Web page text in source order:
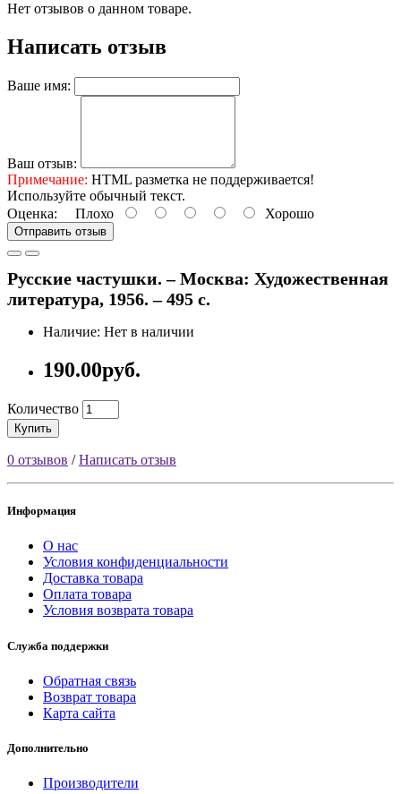
Нет отзывов о данном товаре.
Написать отзыв
Ваше имя:
Ваш отзыв:
Примечание: HTML разметка не поддерживается!
Используйте обычный текст.
Оценка: Плохо Хорошо
Отправить отзыв
Русские частушки. – Москва: Художественная
литература, 1956. – 495 с.
Наличие: Нет в наличии
190.00руб.
Количество
Купить
0 отзывов /Написать отзыв
Информация
О нас
Условия конфиденциальности
Доставка товара
Оплата товара
Условия возврата товара
Служба поддержки
Обратная связь
Возврат товара
Карта сайта
Дополнительно
Производители